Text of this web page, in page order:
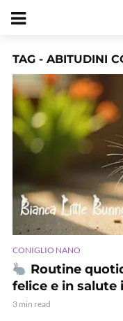
TAG - ABITUDINI
CONIGLIO NANO
Routine
felice e in
3 min read